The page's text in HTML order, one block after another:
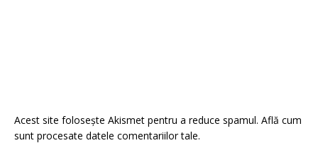
Acest site folosește Akismet pentru a reduce spamul. Află cum
sunt procesate datele comentariilor tale.